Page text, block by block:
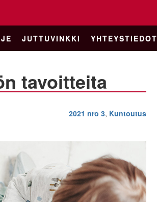
JUTTUVINKKI YHTEYSTIEDOT
tavoitteita
2021 nro 3, Kuntoutus